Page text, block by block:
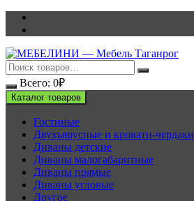
Перейти
Всего: 0₽
Каталог товаров
Гостиные
Двухъярусные и кровати-чердаки
Диваны детские
Диваны малогабаритные
Диваны прямые
Диваны угловые
Другое